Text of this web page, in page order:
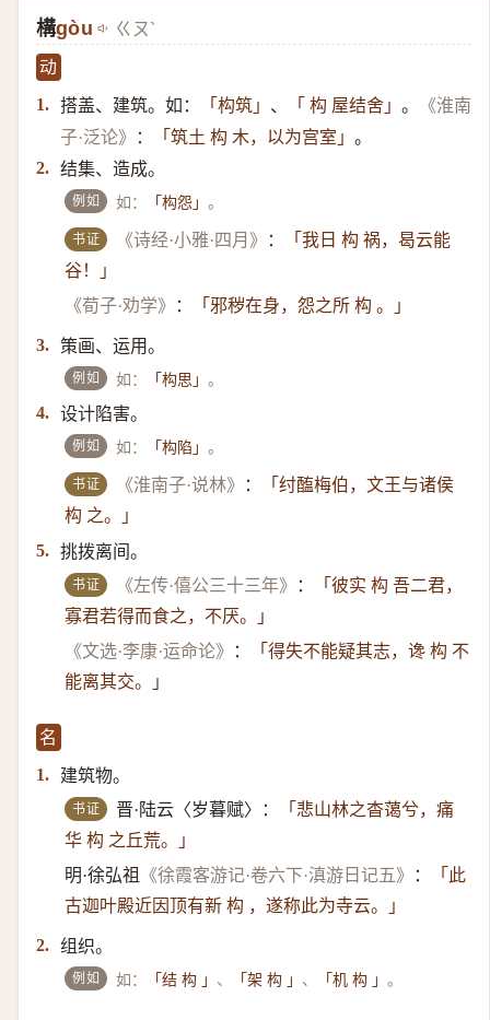
構gòu ㄍㄡˋ
动
1. 搭盖、建筑。如： 「构筑」 、 「 构 屋结舍」 。
《淮南
子·泛论》
： 「筑土 构 木，以为宫室」 。
2. 结集、造成。
例如 如： 「构怨」。
书证 《诗经·小雅·四月》 ：
「我日 构 祸，曷云能
谷！」
《荀子·劝学》
： 「邪秽在身，怨之所 构 。」
3. 策画、运用。
例如 如： 「构思」。
4. 设计陷害。
例如 如： 「构陷」。
书证 《淮南子·说林》 ：
「纣醢梅伯，文王与诸侯
构 之。」
5. 挑拨离间。
书证 《左传·僖公三十三年》 ：
「彼实 构 吾二君，
寡君若得而食之，不厌。」
《文选·李康·运命论》
：
「得失不能疑其志，谗 构 不
能离其交。」
名
1.
建筑物。
书证 晋·陆云〈岁暮赋〉：
「悲山林之杳蔼兮，痛
华 构 之丘荒。」
明·徐弘祖
《徐霞客游记·卷六下·滇游日记五》 ：
「此
古迦叶殿近因顶有新 构 ，遂称此为寺云。」
2. 组织。
例如 如： 「结 构 」 、 「架 构 」 、 「机 构 」。